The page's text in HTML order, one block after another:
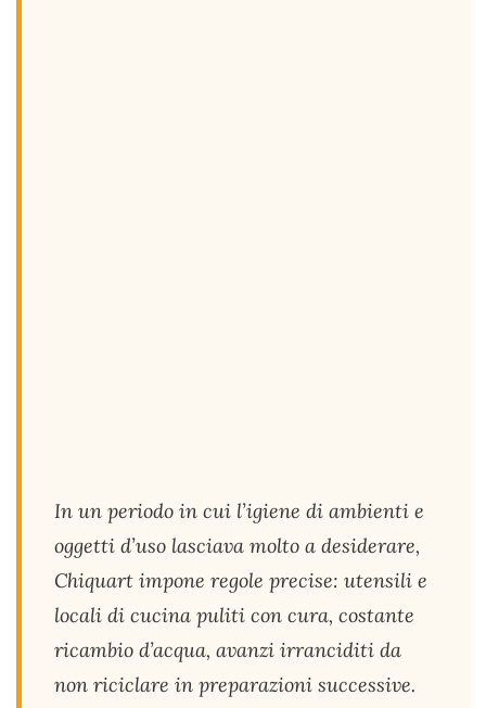
In un periodo in cui l’igiene di ambienti e
oggetti d’uso lasciava molto a desiderare,
Chiquart impone regole precise: utensili e
locali di cucina puliti con cura, costante
ricambio d’acqua, avanzi irranciditi da
non riciclare in preparazioni successive.